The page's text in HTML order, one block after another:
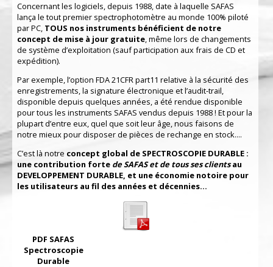
Concernant les logiciels, depuis 1988, date à laquelle SAFAS
lança le tout premier spectrophotomètre au monde 100% piloté
par PC, TOUS nos instruments bénéficient de notre
concept de mise à jour gratuite, même lors de changements
de système d’exploitation (sauf participation aux frais de CD et
expédition).
Par exemple, l’option FDA 21CFR part11 relative à la sécurité des
enregistrements, la signature électronique et l’audit-trail,
disponible depuis quelques années, a été rendue disponible
pour tous les instruments SAFAS vendus depuis 1988 ! Et pour la
plupart d’entre eux, quel que soit leur âge, nous faisons de
notre mieux pour disposer de pièces de rechange en stock....
C’est là notre concept global de SPECTROSCOPIE DURABLE :
une contribution forte de SAFAS et de tous ses clientsau
DEVELOPPEMENT DURABLE, et une économie notoire pour
les utilisateurs au fil des années et décennies...
PDF SAFAS
Spectroscopie
Durable